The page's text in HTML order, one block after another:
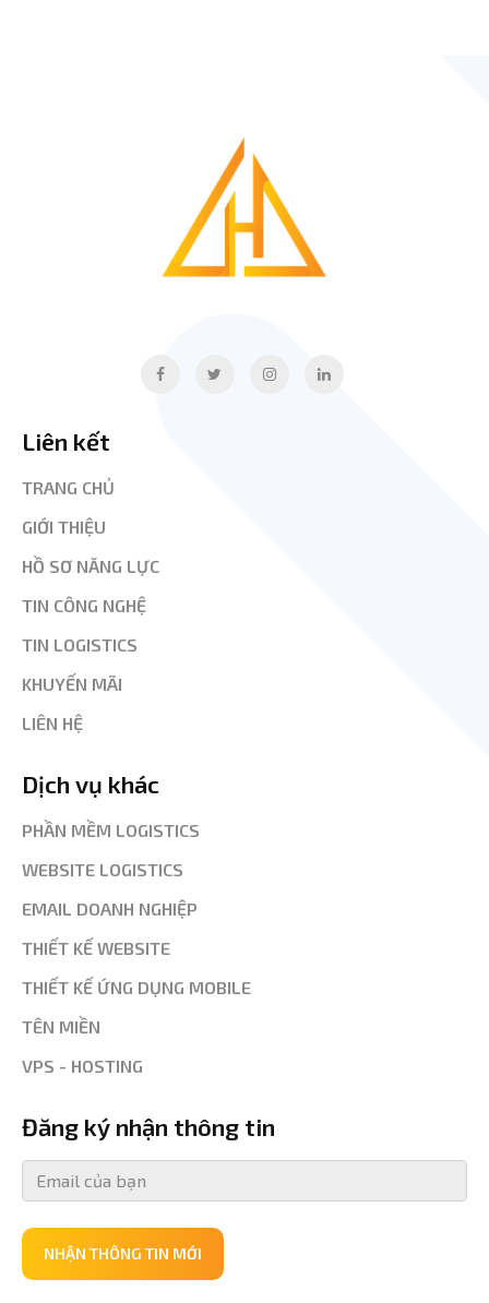
Liên kết
TRANG CHỦ
GIỚI THIỆU
HỒ SƠ NĂNG LỰC
TIN CÔNG NGHỆ
TIN LOGISTICS
KHUYẾN MÃI
LIÊN HỆ
Dịch vụ khác
PHẦN MỀM LOGISTICS
WEBSITE LOGISTICS
EMAIL DOANH NGHIỆP
THIẾT KẾ WEBSITE
THIẾT KẾ ỨNG DỤNG MOBILE
TÊN MIỀN
VPS - HOSTING
Đăng ký nhận thông tin
NHẬN THÔNG TIN MỚI